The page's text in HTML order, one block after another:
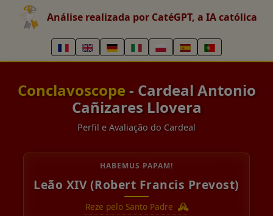
Análise realizada por CatéGPT, a IA católica
Conclavoscope - Cardeal Antonio
Cañizares Llovera
Perfil e Avaliação do Cardeal
HABEMUS PAPAM!
Leão XIV (Robert Francis Prevost)
Reze pelo Santo Padre